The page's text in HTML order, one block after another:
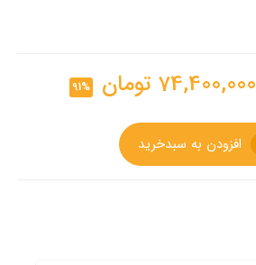
74,400,000 تومان 91%